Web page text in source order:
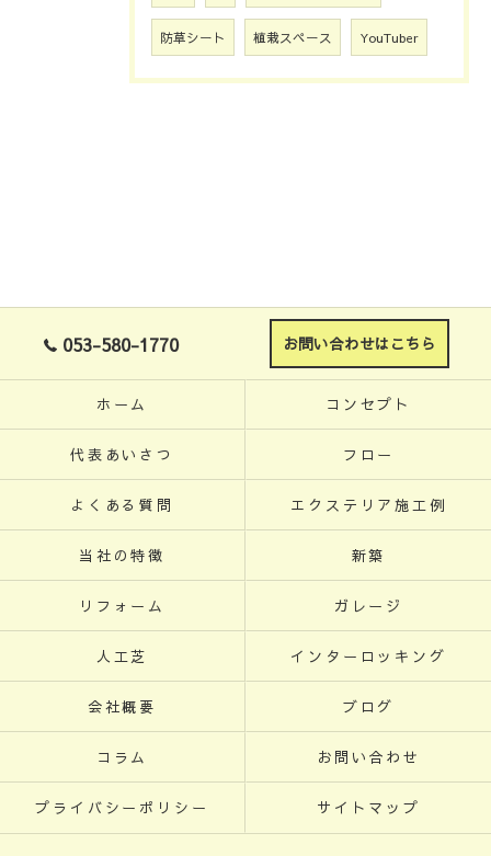
防草シート 植栽スペース YouTuber
053-580-1770 お問い合わせはこちら
ホーム コンセプト
代表あいさつ フロー
よくある質問 エクステリア施工例
当社の特徴 新築
リフォーム ガレージ
人工芝 インターロッキング
会社概要 ブログ
コラム お問い合わせ
プライバシーポリシー サイトマップ